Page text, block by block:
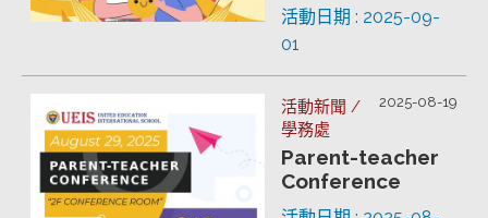
活動日期 : 2025-09-
01
2025-08-19
活動新聞 /
學務處
Parent-teacher
Conference